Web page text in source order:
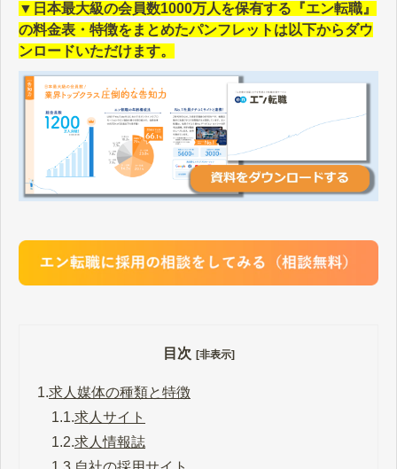
▼日本最大級の会員数1000万人を保有する『エン転職』
の料金表・特徴をまとめたパンフレットは以下からダウ
ンロードいただけます。
目次 [非表示]
1.求人媒体の種類と特徴
1.1.求人サイト
1.2.求人情報誌